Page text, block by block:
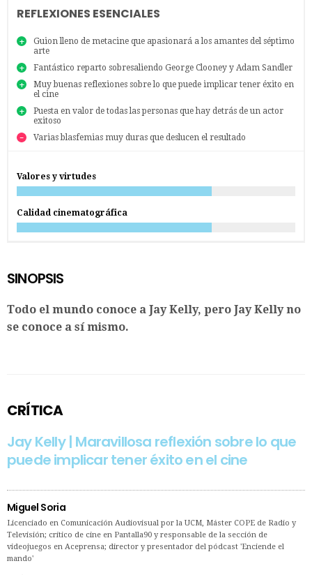
REFLEXIONES ESENCIALES
Guion lleno de metacine que apasionará a los amantes del séptimo
arte
Fantástico reparto sobresaliendo George Clooney y Adam Sandler
Muy buenas reflexiones sobre lo que puede implicar tener éxito en
el cine
Puesta en valor de todas las personas que hay detrás de un actor
exitoso
Varias blasfemias muy duras que deslucen el resultado
Valores y virtudes
Calidad cinematográfica
SINOPSIS
Todo el mundo conoce a Jay Kelly, pero Jay Kelly no
se conoce a sí mismo.
CRÍTICA
Jay Kelly | Maravillosa reflexión sobre lo que
puede implicar tener éxito en el cine
Miguel Soria
Licenciado en Comunicación Audiovisual por la UCM, Máster COPE de Radio y
Televisión; crítico de cine en Pantalla90 y responsable de la sección de
videojuegos en Aceprensa; director y presentador del pódcast 'Enciende el
mando'